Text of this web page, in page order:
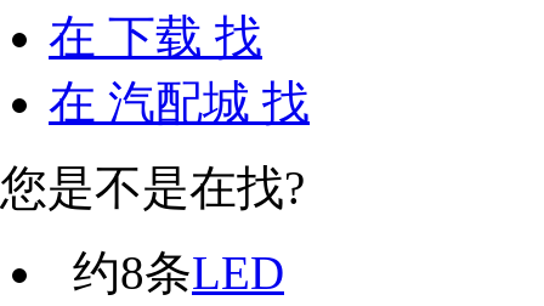
在 下载 找
在 汽配城 找
您是不是在找?
约8条LED